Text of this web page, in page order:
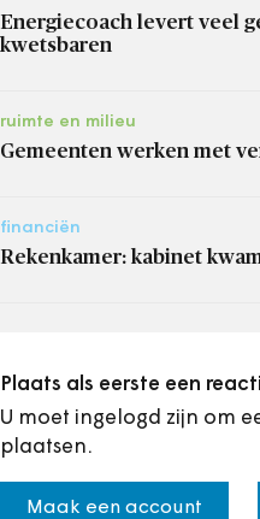
Energiecoach levert veel
kwetsbaren
ruimte en milieu
Gemeenten werken met
financiën
Rekenkamer: kabinet
Plaats als eerste een
U moet ingelogd zijn om
plaatsen.
Maak een account